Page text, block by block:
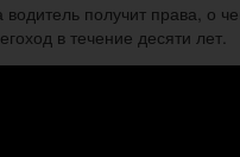
получит права, о
в течение десяти лет.